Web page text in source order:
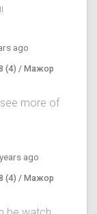
ago
(4) / Мажор
more of
ago
(4) / Мажор